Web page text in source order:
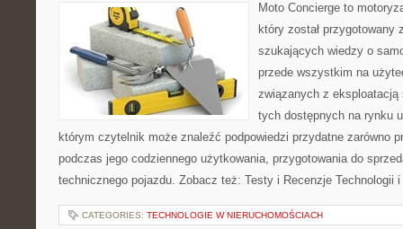
Moto Concierge to
który został przygotowany
szukających wiedzy o
przede wszystkim na
związanych z eksploatacją
tych dostępnych na rynku
którym czytelnik może znaleźć podpowiedzi przydatne zarówno
podczas jego codziennego użytkowania, przygotowania do
technicznego pojazdu. Zobacz też: Testy i Recenzje
CATEGORIES: TECHNOLOGIE W NIERUCHOMOŚCIACH